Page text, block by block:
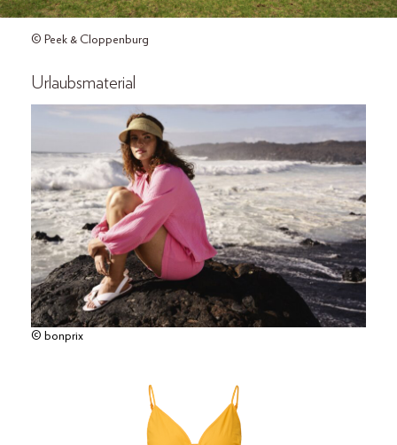
© Peek & Cloppenburg
Urlaubsmaterial
© bonprix